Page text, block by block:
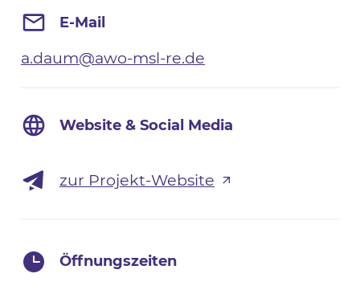
E-Mail
a.daum@awo-msl-re.de
Website & Social Media
zur Projekt-Website
Öffnungszeiten